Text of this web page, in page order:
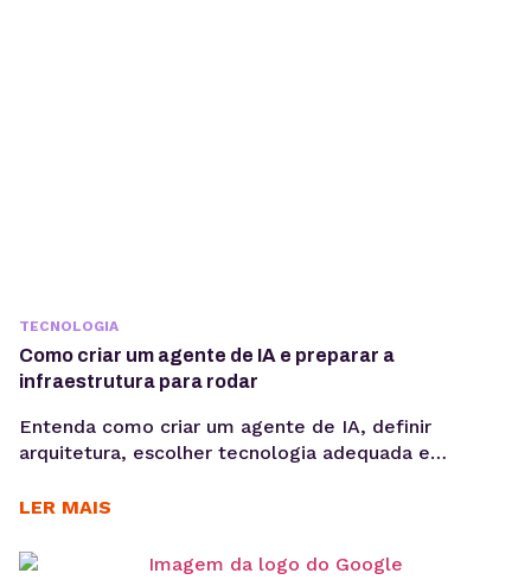
TECNOLOGIA
Como criar um agente de IA e preparar a
infraestrutura para rodar
Entenda como criar um agente de IA, definir
arquitetura, escolher tecnologia adequada e
considerando integrações, observabilidade, custos
vai além de escolher um modelo de linguagem ou
LER MAIS